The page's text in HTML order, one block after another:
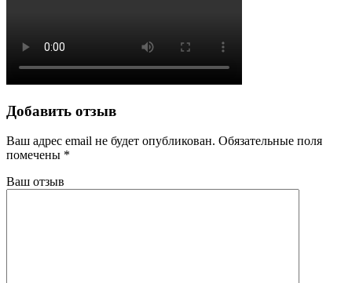
Добавить отзыв
Ваш адрес email не будет опубликован. Обязательные поля
помечены *
Ваш отзыв